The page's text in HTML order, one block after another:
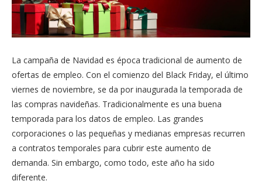
La campaña de Navidad es época tradicional de aumento de
ofertas de empleo. Con el comienzo del Black Friday, el último
viernes de noviembre, se da por inaugurada la temporada de
las compras navideñas. Tradicionalmente es una buena
temporada para los datos de empleo. Las grandes
corporaciones o las pequeñas y medianas empresas recurren
a contratos temporales para cubrir este aumento de
demanda. Sin embargo, como todo, este año ha sido
diferente.